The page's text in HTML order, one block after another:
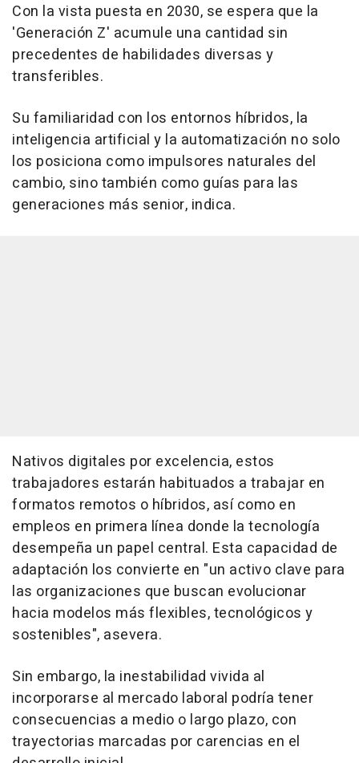
Con la vista puesta en 2030, se espera que la
'Generación Z' acumule una cantidad sin
precedentes de habilidades diversas y
transferibles.
Su familiaridad con los entornos híbridos, la
inteligencia artificial y la automatización no solo
los posiciona como impulsores naturales del
cambio, sino también como guías para las
generaciones más senior, indica.
Nativos digitales por excelencia, estos
trabajadores estarán habituados a trabajar en
formatos remotos o híbridos, así como en
empleos en primera línea donde la tecnología
desempeña un papel central. Esta capacidad de
adaptación los convierte en "un activo clave para
las organizaciones que buscan evolucionar
hacia modelos más flexibles, tecnológicos y
sostenibles", asevera.
Sin embargo, la inestabilidad vivida al
incorporarse al mercado laboral podría tener
consecuencias a medio o largo plazo, con
trayectorias marcadas por carencias en el